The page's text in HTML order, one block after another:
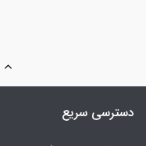
دسترسی سریع